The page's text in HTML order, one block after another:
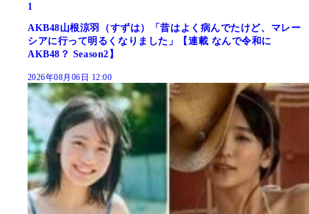
1
AKB48山根涼羽（すずは）「昔はよく病んでたけど、マレー
シアに行って明るくなりました」【連載 なんで令和に
AKB48？ Season2】
2026年08月06日 12:00